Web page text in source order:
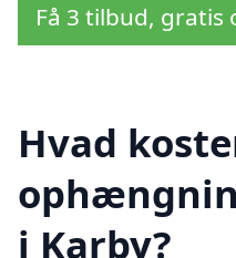
Få 3 tilbud,
Hvad
i Karby?